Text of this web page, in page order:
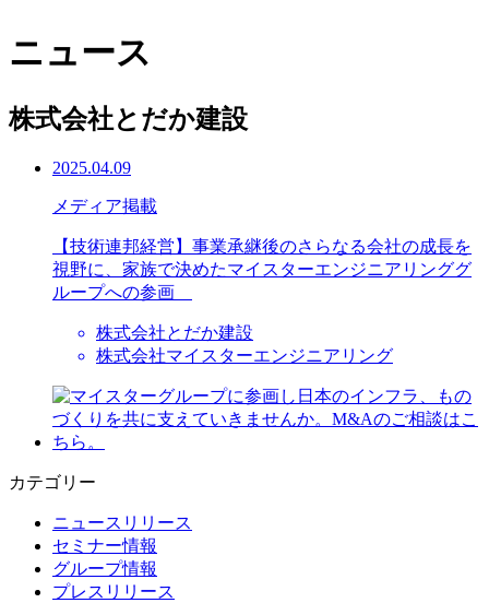
ニュース
株式会社とだか建設
2025.04.09
メディア掲載
【技術連邦経営】事業承継後のさらなる会社の成長を
視野に、家族で決めたマイスターエンジニアリンググ
ループへの参画
株式会社とだか建設
株式会社マイスターエンジニアリング
カテゴリー
ニュースリリース
セミナー情報
グループ情報
プレスリリース